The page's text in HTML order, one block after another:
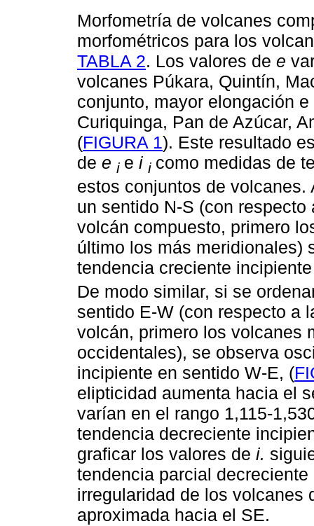
Morfometría de volcanes
morfométricos para los
TABLA 2. Los valores de e
volcanes Púkara, Quintín,
conjunto, mayor elongación
Curiquinga, Pan de Azúcar,
(FIGURA 1). Este resultado
de e i e i i como medidas de
estos conjuntos de
un sentido N-S (con
volcán compuesto, primero
último los más meridionales)
tendencia creciente
De modo similar, si se
sentido E-W (con respecto a
volcán, primero los volcanes
occidentales), se observa
incipiente en sentido W-E, (
elipticidad aumenta hacia el
varían en el rango 1,115-
tendencia decreciente
graficar los valores de i.
tendencia parcial decreciente
irregularidad de los volcanes
aproximada hacia el SE.